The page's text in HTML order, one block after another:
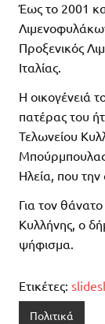
Έως το 2001
Προξενικός
Ιταλίας.
Η οικογένειά
πατέρας του
Τελωνείου
Ηλεία, που την
Για τον
Κυλλήνης, ο
ψήφισμα.
Ετικέτες:
Πολιτικά